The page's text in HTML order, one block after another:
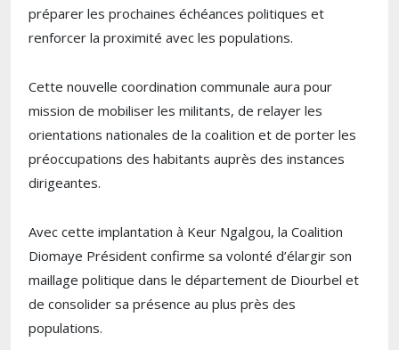
préparer les prochaines échéances politiques et
renforcer la proximité avec les populations.
Cette nouvelle coordination communale aura pour
mission de mobiliser les militants, de relayer les
orientations nationales de la coalition et de porter les
préoccupations des habitants auprès des instances
dirigeantes.
Avec cette implantation à Keur Ngalgou, la Coalition
Diomaye Président confirme sa volonté d’élargir son
maillage politique dans le département de Diourbel et
de consolider sa présence au plus près des
populations.